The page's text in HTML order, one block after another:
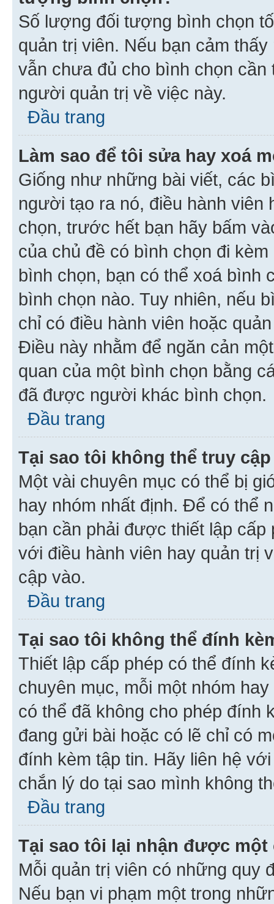
Số lượng đối tượng bình chọn
quản trị viên. Nếu bạn cảm
vẫn chưa đủ cho bình chọn
người quản trị về việc này.
Đầu trang
Làm sao để tôi sửa hay xoá
Giống như những bài viết, các
người tạo ra nó, điều hành
chọn, trước hết bạn hãy bấm
của chủ đề có bình chọn đi
bình chọn, bạn có thể xoá bình
bình chọn nào. Tuy nhiên, nếu
chỉ có điều hành viên hoặc
Điều này nhằm để ngăn cản
quan của một bình chọn bằng
đã được người khác bình chọn.
Đầu trang
Tại sao tôi không thể truy
Một vài chuyên mục có thể bị
hay nhóm nhất định. Để có thể
bạn cần phải được thiết lập
với điều hành viên hay quản trị
cập vào.
Đầu trang
Tại sao tôi không thể đính
Thiết lập cấp phép có thể đính
chuyên mục, mỗi một nhóm
có thể đã không cho phép đính
đang gửi bài hoặc có lẽ chỉ có
đính kèm tập tin. Hãy liên hệ
chắn lý do tại sao mình không
Đầu trang
Tại sao tôi lại nhận được một
Mỗi quản trị viên có những quy
Nếu bạn vi phạm một trong